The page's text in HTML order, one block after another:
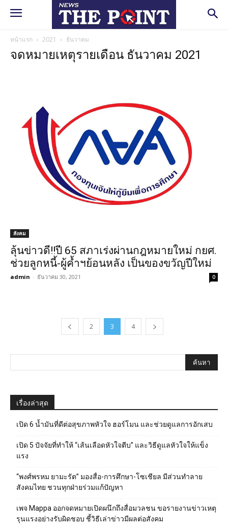
หน้าแรก 2021 ธันวาคม
จดหมายเหตุรายเดือน ธันวาคม 2021
สังคม
ลุ้นข่าวดี!!ปี 65 สภาเร่งผ่านกฎหมายใหม่ กยศ.
ช่วยลูกหนี้-ผู้ค้ำฯย้อนหลัง เป็นของขวัญปีใหม่
admin - ธันวาคม 30, 2021 0
2 3 4
เรื่องล่าสุด
เปิด 6 น้ำมันที่ดีต่อสุขภาพหัวใจ ฮอร์โมน และช่วยดูแลการอักเสบ
เปิด 5 ปัจจัยที่ทำให้ “เส้นเลือดหัวใจตีบ” และวิธีดูแลหัวใจให้แข็ง
แรง
“พงศ์พรหม ยามะรัต” มองสื่อ-การศึกษา-โซเชียล มีส่วนทำลาย
สังคมไทย ชวนทุกฝ่ายร่วมแก้ปัญหา
เพจ Mappa ออกจดหมายเปิดผนึกถึงสื่อมวลชน ขอรายงานข่าวเหตุ
รุนแรงอย่างรับผิดชอบ ชี้วิธีเล่าข่าวมีผลต่อสังคม